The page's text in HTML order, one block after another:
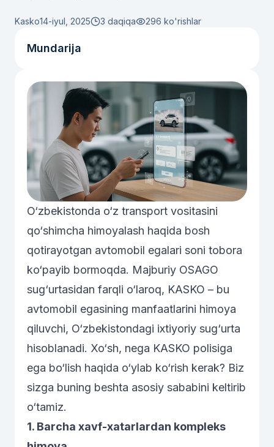
Kasko14-iyul, 2025 3 daqiqa 296 ko'rishlar
Mundarija
O‘zbekistonda o‘z transport vositasini
qo‘shimcha himoyalash haqida bosh
qotirayotgan avtomobil egalari soni tobora
ko‘payib bormoqda. Majburiy OSAGO
sug‘urtasidan farqli o‘laroq, KASKO – bu
avtomobil egasining manfaatlarini himoya
qiluvchi, O‘zbekistondagi ixtiyoriy sug‘urta
hisoblanadi. Xo‘sh, nega KASKO polisiga
ega bo‘lish haqida o‘ylab ko‘rish kerak? Biz
sizga buning beshta asosiy sababini keltirib
o‘tamiz.
1. Barcha xavf-xatarlardan kompleks